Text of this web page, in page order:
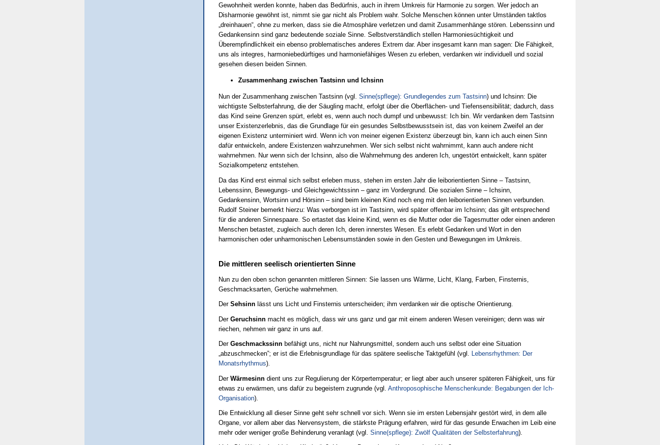
Gewohnheit werden konnte, haben das Bedürfnis, auch in ihrem Umkreis für Harmonie zu sorgen. Wer jedoch an
Disharmonie gewöhnt ist, nimmt sie gar nicht als Problem wahr. Solche Menschen können unter Umständen taktlos
„dreinhauen“, ohne zu merken, dass sie die Atmosphäre verletzen und damit Zusammenhänge stören. Lebenssinn und
Gedankensinn sind ganz bedeutende soziale Sinne. Selbstverständlich stellen Harmoniesüchtigkeit und
Überempfindlichkeit ein ebenso problematisches anderes Extrem dar. Aber insgesamt kann man sagen: Die Fähigkeit,
uns als integres, harmoniebedürftiges und harmoniefähiges Wesen zu erleben, verdanken wir individuell und sozial
gesehen diesen beiden Sinnen.
Zusammenhang zwischen Tastsinn und Ichsinn
Nun der Zusammenhang zwischen Tastsinn (vgl. Sinne(spflege): Grundlegendes zum Tastsinn) und Ichsinn: Die
wichtigste Selbsterfahrung, die der Säugling macht, erfolgt über die Oberflächen- und Tiefensensibilität; dadurch, dass
das Kind seine Grenzen spürt, erlebt es, wenn auch noch dumpf und unbewusst: Ich bin. Wir verdanken dem Tastsinn
unser Existenzerlebnis, das die Grundlage für ein gesundes Selbstbewusstsein ist, das von keinem Zweifel an der
eigenen Existenz unterminiert wird. Wenn ich von meiner eigenen Existenz überzeugt bin, kann ich auch einen Sinn
dafür entwickeln, andere Existenzen wahrzunehmen. Wer sich selbst nicht wahrnimmt, kann auch andere nicht
wahrnehmen. Nur wenn sich der Ichsinn, also die Wahrnehmung des anderen Ich, ungestört entwickelt, kann später
Sozialkompetenz entstehen.
Da das Kind erst einmal sich selbst erleben muss, stehen im ersten Jahr die leiborientierten Sinne – Tastsinn,
Lebenssinn, Bewegungs- und Gleichgewichtssinn – ganz im Vordergrund. Die sozialen Sinne – Ichsinn,
Gedankensinn, Wortsinn und Hörsinn – sind beim kleinen Kind noch eng mit den leiborientierten Sinnen verbunden.
Rudolf Steiner bemerkt hierzu: Was verborgen ist im Tastsinn, wird später offenbar im Ichsinn; das gilt entsprechend
für die anderen Sinnespaare. So ertastet das kleine Kind, wenn es die Mutter oder die Tagesmutter oder einen anderen
Menschen betastet, zugleich auch deren Ich, deren innerstes Wesen. Es erlebt Gedanken und Wort in den
harmonischen oder unharmonischen Lebensumständen sowie in den Gesten und Bewegungen im Umkreis.
Die mittleren seelisch orientierten Sinne
Nun zu den oben schon genannten mittleren Sinnen: Sie lassen uns Wärme, Licht, Klang, Farben, Finsternis,
Geschmacksarten, Gerüche wahrnehmen.
Der Sehsinn lässt uns Licht und Finsternis unterscheiden; ihm verdanken wir die optische Orientierung.
Der Geruchsinn macht es möglich, dass wir uns ganz und gar mit einem anderen Wesen vereinigen; denn was wir
riechen, nehmen wir ganz in uns auf.
Der Geschmackssinn befähigt uns, nicht nur Nahrungsmittel, sondern auch uns selbst oder eine Situation
„abzuschmecken”; er ist die Erlebnisgrundlage für das spätere seelische Taktgefühl (vgl. Lebensrhythmen: Der
Monatsrhythmus).
Der Wärmesinn dient uns zur Regulierung der Körpertemperatur; er liegt aber auch unserer späteren Fähigkeit, uns für
etwas zu erwärmen, uns dafür zu begeistern zugrunde (vgl. Anthroposophische Menschenkunde: Begabungen der Ich-
Organisation).
Die Entwicklung all dieser Sinne geht sehr schnell vor sich. Wenn sie im ersten Lebensjahr gestört wird, in dem alle
Organe, vor allem aber das Nervensystem, die stärkste Prägung erfahren, wird für das gesunde Erwachen im Leib eine
mehr oder weniger große Behinderung veranlagt (vgl. Sinne(spflege): Zwölf Qualitäten der Selbsterfahrung).